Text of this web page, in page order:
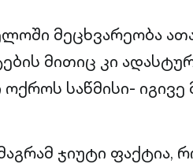
მეცხვარეობა
მითიც კი
ოქროს საწმისი-
ჯიუტი